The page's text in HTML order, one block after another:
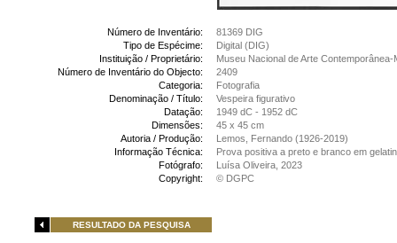
Número de Inventário:
81369 DIG
Tipo de Espécime:
Digital (DIG)
Instituição / Proprietário:
Museu Nacional de Arte Contemporânea-
Número de Inventário do Objecto:
2409
Categoria:
Fotografia
Denominação / Título:
Vespeira figurativo
Datação:
1949 dC - 1952 dC
Dimensões:
45 x 45 cm
Autoria / Produção:
Lemos, Fernando (1926-2019)
Informação Técnica:
Prova positiva a preto e branco em
Fotógrafo:
Luísa Oliveira, 2023
Copyright:
© DGPC
RESULTADO DA PESQUISA